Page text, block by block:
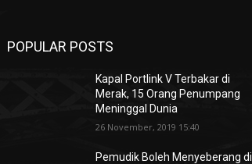
POPULAR POSTS
Kapal Portlink V Terbakar di
Merak, 15 Orang Penumpang
Meninggal Dunia
26 November, 2019 15:40
Pemudik Boleh Menyeberang di